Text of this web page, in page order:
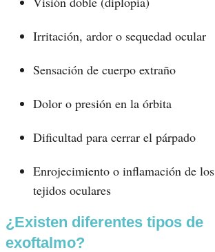
Irritación, ardor o sequedad ocular
Sensación de cuerpo extraño
Dolor o presión en la órbita
Dificultad para cerrar el párpado
Enrojecimiento o inflamación de los
tejidos oculares
¿Existen diferentes tipos de
exoftalmo?